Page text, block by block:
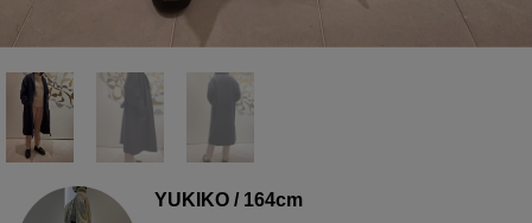
YUKIKO / 164cm